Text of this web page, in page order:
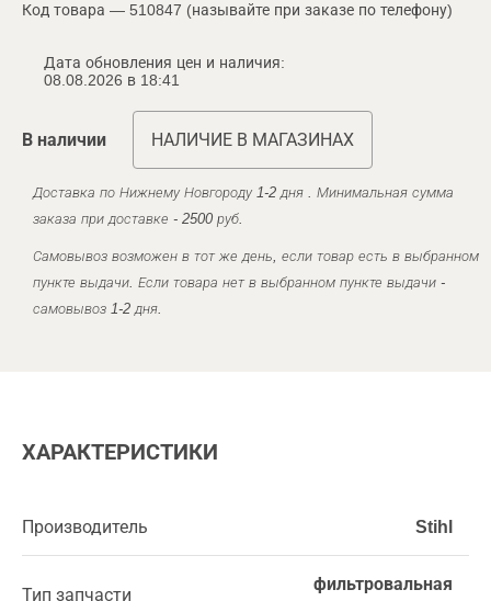
Код товара — 510847 (называйте при заказе по телефону)
Дата обновления цен и наличия:
08.08.2026 в 18:41
В наличии НАЛИЧИЕ В МАГАЗИНАХ
Доставка по Нижнему Новгороду 1-2 дня . Минимальная сумма
заказа при доставке - 2500 руб.
Самовывоз возможен в тот же день, если товар есть в выбранном
пункте выдачи. Если товара нет в выбранном пункте выдачи -
самовывоз 1-2 дня.
ХАРАКТЕРИСТИКИ
Производитель Stihl
Тип запчасти
фильтровальная